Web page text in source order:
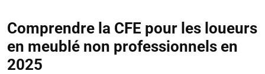
Comprendre la CFE pour les loueurs
en meublé non professionnels en
2025